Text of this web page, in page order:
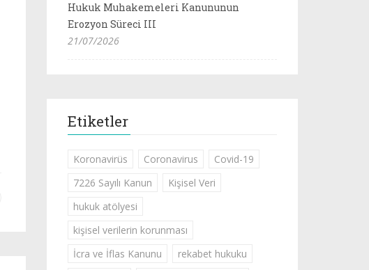
Hukuk Muhakemeleri Kanununun
Erozyon Süreci III
21/07/2026
Etiketler
Koronavirüs Coronavirus
Covid-19
7226 Sayılı Kanun
Kişisel Veri
hukuk atölyesi
kişisel verilerin korunması
İcra ve İflas Kanunu
rekabet hukuku